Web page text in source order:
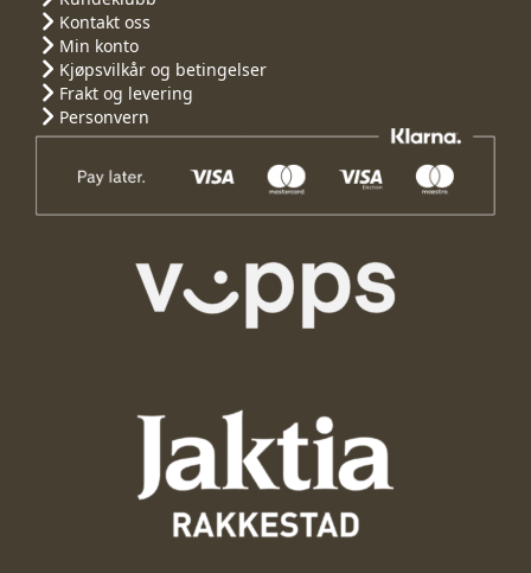
Kontakt oss
Min konto
Kjøpsvilkår og betingelser
Frakt og levering
Personvern